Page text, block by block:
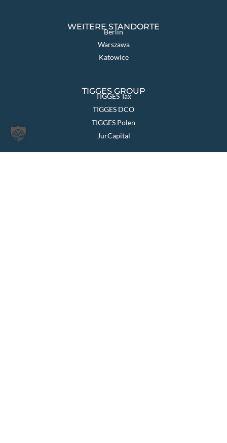
WEITERE STANDORTE
Berlin
Warszawa
Katowice
TIGGES GROUP
TIGGES Tax
TIGGES DCO
TIGGES Polen
JurCapital